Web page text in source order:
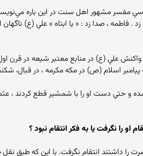
مفسر مشهور اهل سنت در اين باره
فاطمه ، صدا زد : « يا ابتاه » علي (ع)
علي (ع) در منابع معتبر شيعه در
اسلام (ص) در مكه مكرمه ، در
و حتي دست او را با شمشير قطع كردند ،